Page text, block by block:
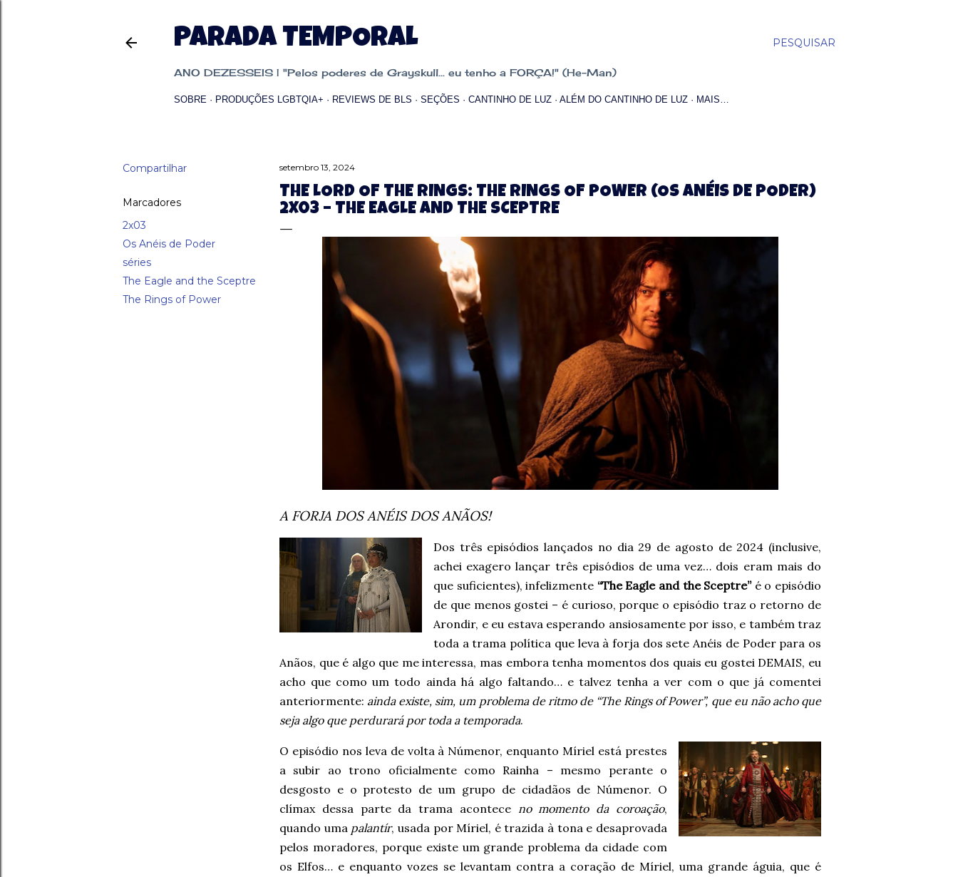
PESQUISAR
PARADA TEMPORAL
ANO DEZESSEIS | "Pelos poderes de Grayskull... eu tenho a FORÇA!" (He-Man)
SOBRE PRODUÇÕES LGBTQIA+ REVIEWS DE BLS SEÇÕES CANTINHO DE LUZ ALÉM DO CANTINHO DE LUZ MAIS…
Compartilhar
Marcadores
2x03
Os Anéis de Poder
séries
The Eagle and the Sceptre
The Rings of Power
setembro 13, 2024
THE LORD OF THE RINGS: THE RINGS OF POWER (OS ANÉIS DE PODER)
2X03 – THE EAGLE AND THE SCEPTRE
A FORJA DOS ANÉIS DOS ANÃOS!
Dos três episódios lançados no dia 29 de agosto de 2024 (inclusive,
achei exagero lançar três episódios de uma vez… dois eram mais do
que suficientes), infelizmente “The Eagle and the Sceptre”é o episódio
de que menos gostei – é curioso, porque o episódio traz o retorno de
Arondir, e eu estava esperando ansiosamente por isso, e também traz
toda a trama política que leva à forja dos sete Anéis de Poder para os
Anãos, que é algo que me interessa, mas embora tenha momentos dos quais eu gostei DEMAIS, eu
acho que como um todo ainda há algo faltando… e talvez tenha a ver com o que já comentei
anteriormente: ainda existe, sim, um problema de ritmo de “The Rings of Power”, que eu não acho que
seja algo que perdurará por toda a temporada.
O episódio nos leva de volta à Númenor, enquanto Míriel está prestes
a subir ao trono oficialmente como Rainha – mesmo perante o
desgosto e o protesto de um grupo de cidadãos de Númenor. O
clímax dessa parte da trama acontece no momento da coroação,
quando uma palantír, usada por Míriel, é trazida à tona e desaprovada
pelos moradores, porque existe um grande problema da cidade com
os Elfos… e enquanto vozes se levantam contra a coração de Míriel, uma grande águia, que é